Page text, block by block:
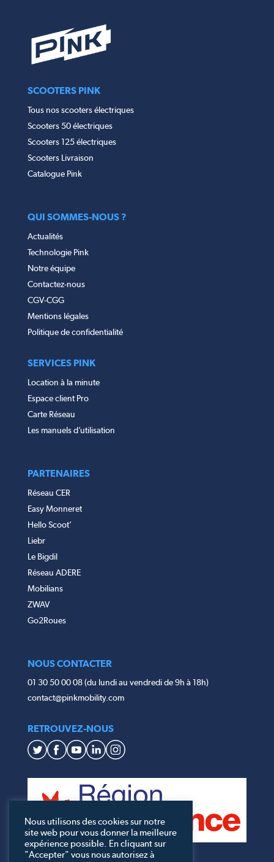
SCOOTERS PINK
Tous nos scooters électriques
Scooters 50 électriques
Scooters 125 électriques
Scooters Livraison
Catalogue Pink
QUI SOMMES-NOUS ?
Actualités
Technologie Pink
Notre équipe
Contactez-nous
CGV-CGG
Mentions légales
Politique de confidentialité
SERVICES PINK
Location à la minute
Espace client Pro
Carte Réseau
Les manuels d’utilisation
PARTENAIRES
Réseau CER
Easy Monneret
Hello Scoot’
Liebr
Le Bigdil
Réseau ADERE
Mobilians
ZWAV
Go2Roues
NOUS CONTACTER
01 30 50 00 08 (du lundi au vendredi de 9h à 18h)
contact@pinkmobility.com
RETROUVEZ-NOUS
Nous utilisons des cookies sur notre
site web pour vous donner la meilleure
expérience possible. En cliquant sur
"Accepter" vous nous autorisez à